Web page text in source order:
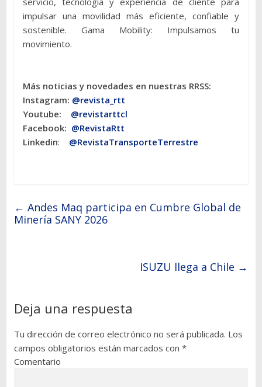
impulsar una movilidad más eficiente, confiable y
sostenible. Gama Mobility: Impulsamos tu
movimiento.
Más noticias y novedades en nuestras RRSS:
Instagram: @revista_rtt
Youtube: @revistarttcl
Facebook: @RevistaRtt
Linkedin: @RevistaTransporteTerrestre
← Andes Maq participa en Cumbre Global de
Minería SANY 2026
ISUZU llega a Chile →
Deja una respuesta
Tu dirección de correo electrónico no será publicada. Los
campos obligatorios están marcados con *
Comentario